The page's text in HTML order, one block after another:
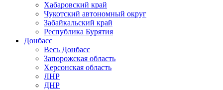
Хабаровский край
Чукотский автономный округ
Забайкальский край
Республика Бурятия
Донбасс
Весь Донбасс
Запорожская область
Херсонская область
ЛНР
ДНР